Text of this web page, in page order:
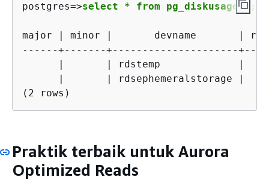
postgres=>select * from pg_diskusage();
major | minor |       devname       |
------+-------+---------------------
|       | rdstemp             |
|       | rdsephemeralstorage |
Praktik terbaik untuk Aurora
Optimized Reads